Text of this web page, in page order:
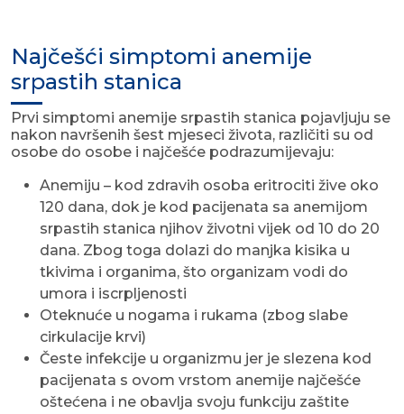
Najčešći simptomi anemije
srpastih stanica
Prvi simptomi anemije srpastih stanica pojavljuju se
nakon navršenih šest mjeseci života, različiti su od
osobe do osobe i najčešće podrazumijevaju:
Anemiju – kod zdravih osoba eritrociti žive oko
120 dana, dok je kod pacijenata sa anemijom
srpastih stanica njihov životni vijek od 10 do 20
dana. Zbog toga dolazi do manjka kisika u
tkivima i organima, što organizam vodi do
umora i iscrpljenosti
Oteknuće u nogama i rukama (zbog slabe
cirkulacije krvi)
Česte infekcije u organizmu jer je slezena kod
pacijenata s ovom vrstom anemije najčešće
oštećena i ne obavlja svoju funkciju zaštite